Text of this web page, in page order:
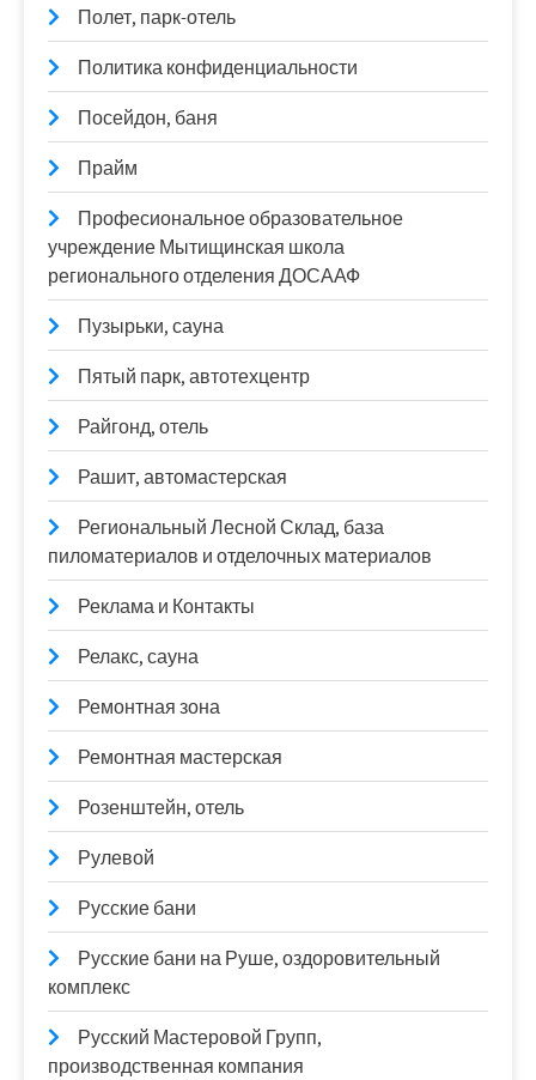
Полет, парк-отель
Политика конфиденциальности
Посейдон, баня
Прайм
Професиональное образовательное
учреждение Мытищинская школа
регионального отделения ДОСААФ
Пузырьки, сауна
Пятый парк, автотехцентр
Райгонд, отель
Рашит, автомастерская
Региональный Лесной Склад, база
пиломатериалов и отделочных материалов
Реклама и Контакты
Релакс, сауна
Ремонтная зона
Ремонтная мастерская
Розенштейн, отель
Рулевой
Русские бани
Русские бани на Руше, оздоровительный
комплекс
Русский Мастеровой Групп,
производственная компания